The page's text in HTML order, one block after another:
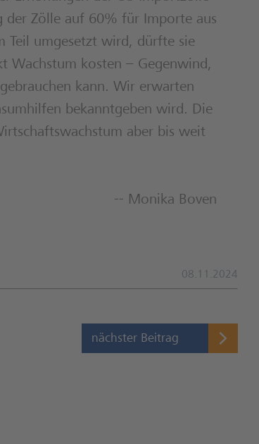
Zölle auf 60% für Importe aus
Teil umgesetzt wird, dürfte sie
Wachstum kosten – Gegenwind,
kann. Wir erwarten
bekanntgeben wird. Die
aber bis weit
-- Monika Boven
08.11.2024
nächster Beitrag